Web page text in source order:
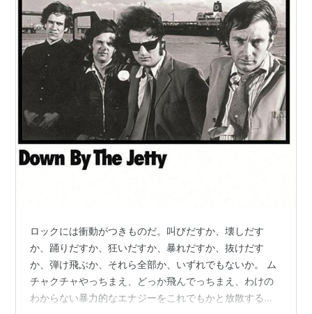
ロックには衝動がつきものだ。叫びだすか、壊しだす
か、踊りだすか、狂いだすか、暴れだすか、抜けだす
か、弾け飛ぶか、それら全部か、いずれでもないか。 ム
チャクチャやっちまえ、どっか飛んでっちまえ、わけの
わからない暴力的なエナジーをこれでもかと放散する音